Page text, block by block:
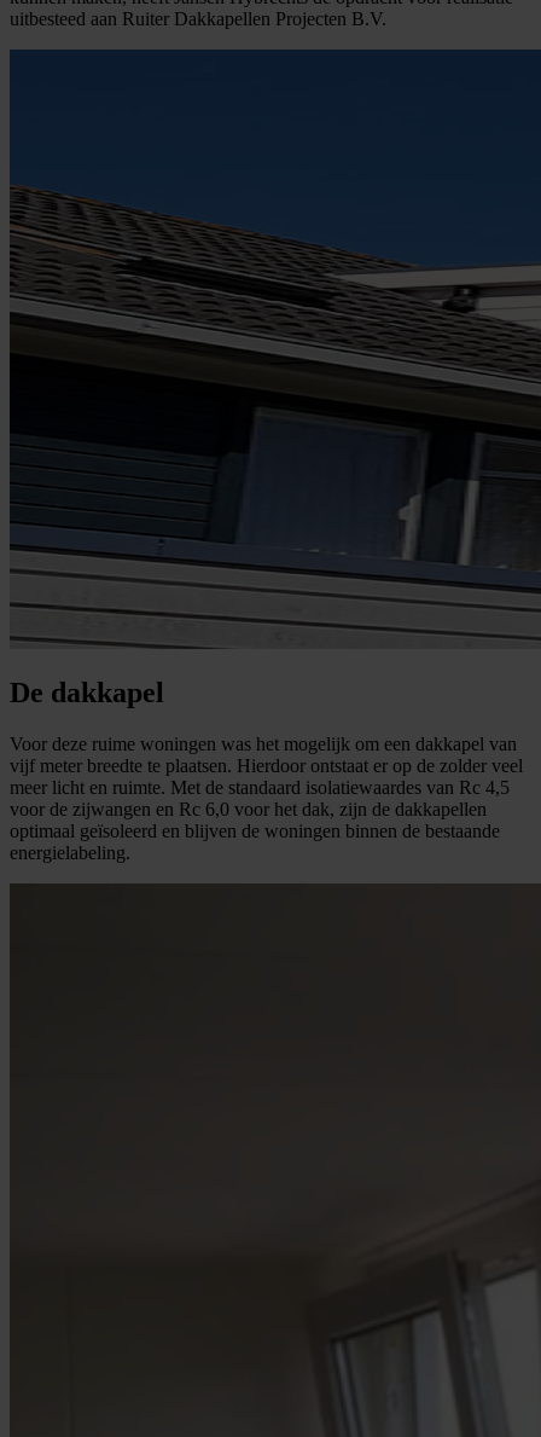
uitbesteed aan Ruiter Dakkapellen Projecten B.V.
De dakkapel
Voor deze ruime woningen was het mogelijk om een dakkapel van
vijf meter breedte te plaatsen. Hierdoor ontstaat er op de zolder veel
meer licht en ruimte. Met de standaard isolatiewaardes van Rc 4,5
voor de zijwangen en Rc 6,0 voor het dak, zijn de dakkapellen
optimaal geïsoleerd en blijven de woningen binnen de bestaande
energielabeling.